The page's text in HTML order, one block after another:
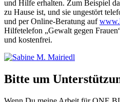
und Hilfe erhalten. Zum Beispiel
zu Hause ist, und sie ungestört
und per Online-Beratung auf
Hilfetelefon „Gewalt gegen
und kostenfrei.
Bitte um